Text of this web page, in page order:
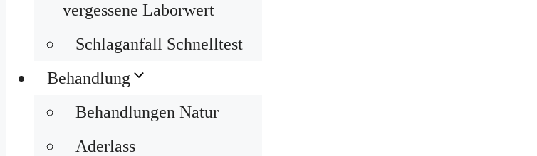
vergessene Laborwert
Schlaganfall Schnelltest
Behandlung
Behandlungen Natur
Aderlass